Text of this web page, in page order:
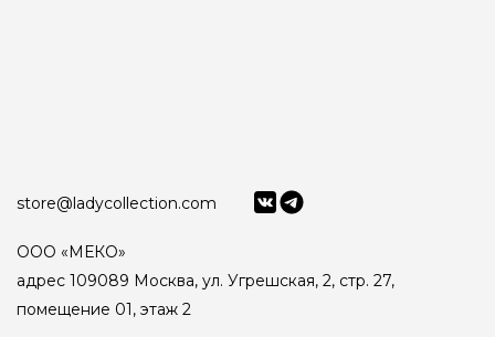
store@ladycollection.com
ООО «МЕКО»
адрес 109089 Москва, ул. Угрешская, 2, стр. 27,
помещение 01, этаж 2